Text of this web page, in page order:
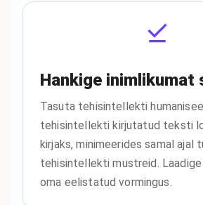
Hankige inimlikumat
Tasuta tehisintellekti
tehisintellekti kirjutatud teksti
kirjaks, minimeerides samal ajal
tehisintellekti mustreid. Laadige
oma eelistatud vormingus.